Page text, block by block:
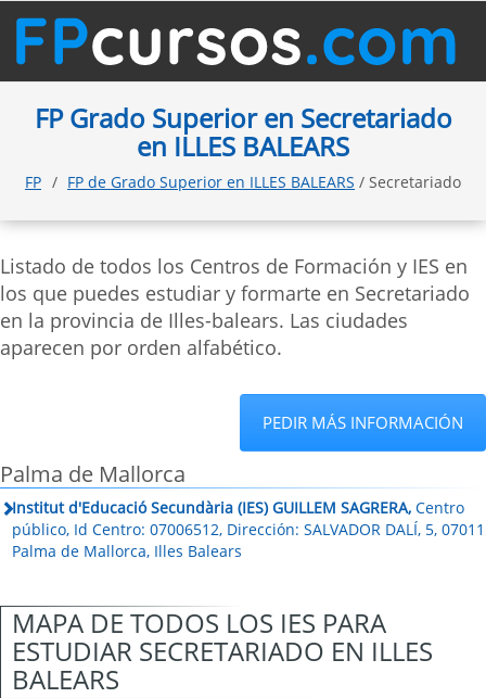
FP Grado Superior en Secretariado
en ILLES BALEARS
FP FP de Grado Superior en ILLES BALEARS / Secretariado
Listado de todos los Centros de Formación y IES en
los que puedes estudiar y formarte en Secretariado
en la provincia de Illes-balears. Las ciudades
aparecen por orden alfabético.
PEDIR MÁS INFORMACIÓN
Palma de Mallorca
Institut d'Educació Secundària (IES) GUILLEM SAGRERA, Centro
público, Id Centro: 07006512, Dirección: SALVADOR DALÍ, 5, 07011
Palma de Mallorca, Illes Balears
MAPA DE TODOS LOS IES PARA
ESTUDIAR SECRETARIADO EN ILLES
BALEARS